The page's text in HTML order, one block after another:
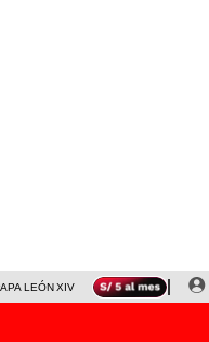
LEÓN XIV NALDY SALDAÑA